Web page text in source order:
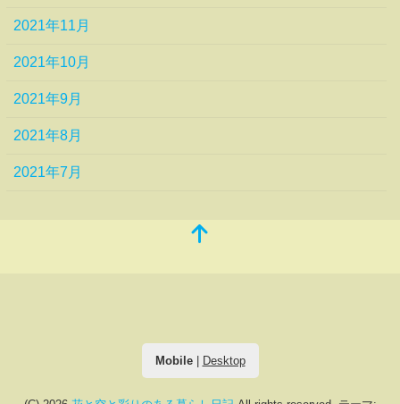
2021年11月
2021年10月
2021年9月
2021年8月
2021年7月
Mobile| Desktop